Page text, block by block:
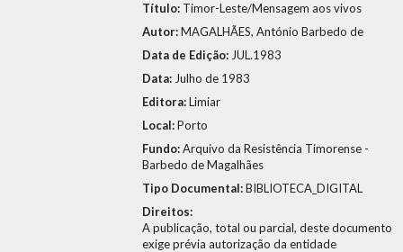
Título: Timor-Leste/Mensagem aos vivos
Autor:MAGALHÃES, António Barbedo de
Data de Edição: JUL.1983
Data: Julho de 1983
Editora:Limiar
Local:Porto
Fundo:Arquivo da Resistência Timorense -
Barbedo de Magalhães
Tipo Documental:BIBLIOTECA_DIGITAL
Direitos:
A publicação, total ou parcial, deste documento
exige prévia autorização da entidade